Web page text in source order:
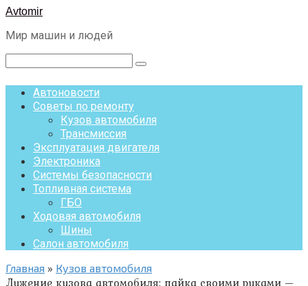
Перейти
контенту
Avtomir
Мир машин и людей
Поиск:
Автоновости
Советы по ремонту
Кузов автомобиля
Трансмиссия
Эксплуатация двигателя
Электроника
Системы безопасности
Топливная система
ГБО
Ходовая автомобиля
Шины
Салон автомобиля
Главная » Кузов автомобиля
Лужение кузова автомобиля: пайка своими руками —